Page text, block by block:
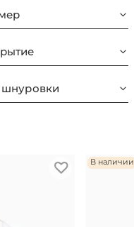
В наличии